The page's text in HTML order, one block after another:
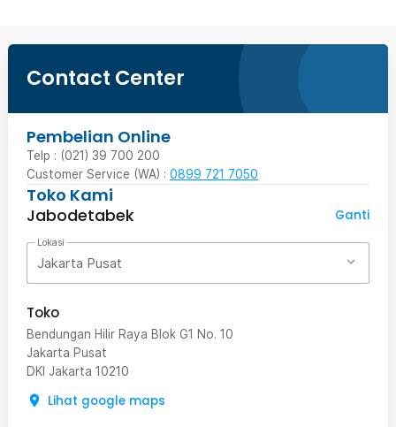
Contact Center
Pembelian Online
Telp : (021) 39 700 200
Customer Service (WA) : 0899 721 7050
Toko Kami
Jabodetabek
Ganti
Lokasi
Jakarta Pusat
Toko
Bendungan Hilir Raya Blok G1 No. 10
Jakarta Pusat
DKI Jakarta 10210
Lihat google maps